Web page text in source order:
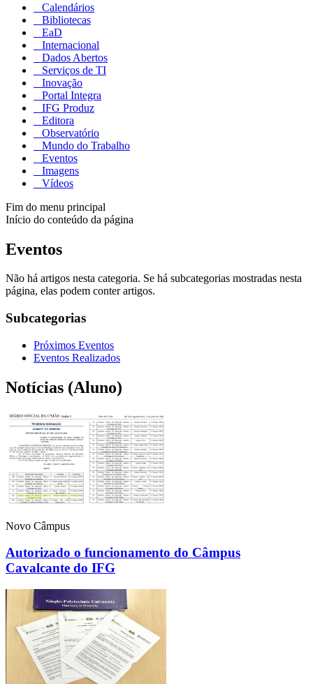
Calendários
Bibliotecas
EaD
Internacional
Dados Abertos
Serviços de TI
Inovação
Portal Integra
IFG Produz
Editora
Observatório
Mundo do Trabalho
Eventos
Imagens
Vídeos
Fim do menu principal
Início do conteúdo da página
Eventos
Não há artigos nesta categoria. Se há subcategorias mostradas nesta
página, elas podem conter artigos.
Subcategorias
Próximos Eventos
Eventos Realizados
Notícias (Aluno)
Novo Câmpus
Autorizado o funcionamento do Câmpus
Cavalcante do IFG